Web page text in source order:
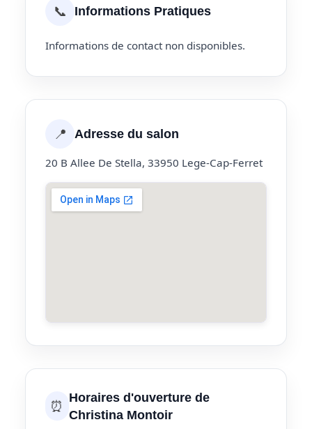
📞 Informations Pratiques
Informations de contact non disponibles.
📍 Adresse du salon
20 B Allee De Stella, 33950 Lege-Cap-Ferret
⏰ Horaires d'ouverture de
Christina Montoir